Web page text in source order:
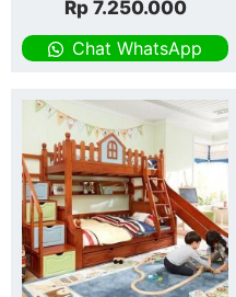
Rp7.250.000
Chat WhatsApp